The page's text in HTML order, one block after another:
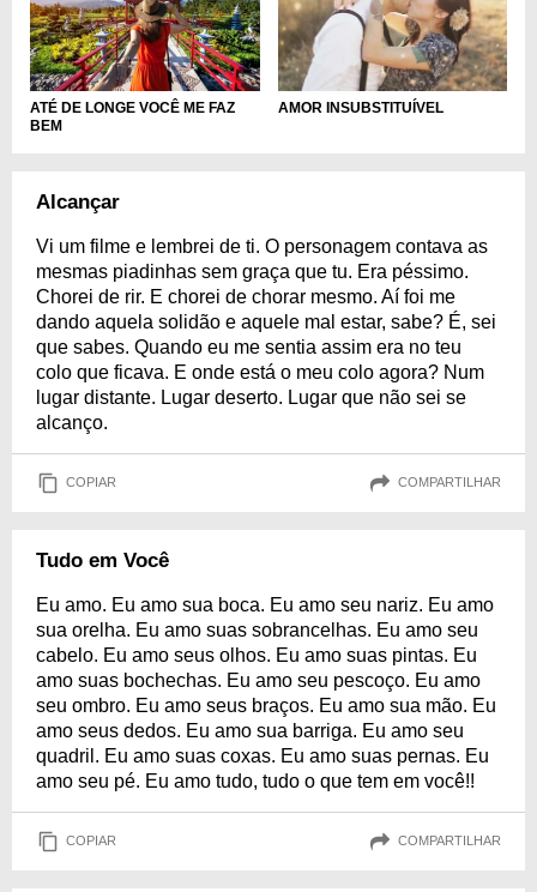
ATÉ DE LONGE VOCÊ ME FAZ
BEM
AMOR INSUBSTITUÍVEL
Alcançar
Vi um filme e lembrei de ti. O personagem contava as
mesmas piadinhas sem graça que tu. Era péssimo.
Chorei de rir. E chorei de chorar mesmo. Aí foi me
dando aquela solidão e aquele mal estar, sabe? É, sei
que sabes. Quando eu me sentia assim era no teu
colo que ficava. E onde está o meu colo agora? Num
lugar distante. Lugar deserto. Lugar que não sei se
alcanço.
COPIAR COMPARTILHAR
Tudo em Você
Eu amo. Eu amo sua boca. Eu amo seu nariz. Eu amo
sua orelha. Eu amo suas sobrancelhas. Eu amo seu
cabelo. Eu amo seus olhos. Eu amo suas pintas. Eu
amo suas bochechas. Eu amo seu pescoço. Eu amo
seu ombro. Eu amo seus braços. Eu amo sua mão. Eu
amo seus dedos. Eu amo sua barriga. Eu amo seu
quadril. Eu amo suas coxas. Eu amo suas pernas. Eu
amo seu pé. Eu amo tudo, tudo o que tem em você!!
COPIAR COMPARTILHAR